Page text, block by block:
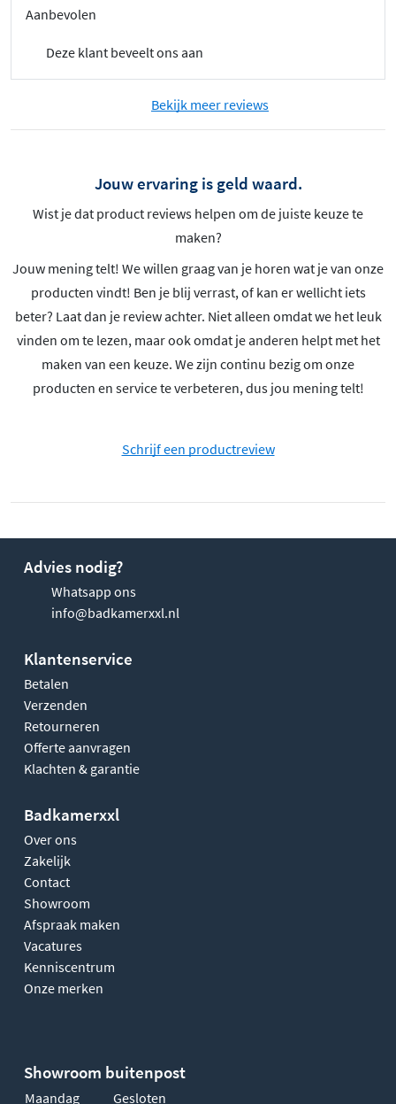
Aanbevolen
Deze klant beveelt ons aan
Bekijk meer reviews
Jouw ervaring is geld waard.
Wist je dat product reviews helpen om de juiste keuze te
maken?
Jouw mening telt! We willen graag van je horen wat je van onze
producten vindt! Ben je blij verrast, of kan er wellicht iets
beter? Laat dan je review achter. Niet alleen omdat we het leuk
vinden om te lezen, maar ook omdat je anderen helpt met het
maken van een keuze. We zijn continu bezig om onze
producten en service te verbeteren, dus jou mening telt!
Schrijf een productreview
Advies nodig?
Whatsapp ons
info@badkamerxxl.nl
Klantenservice
Betalen
Verzenden
Retourneren
Offerte aanvragen
Klachten & garantie
Badkamerxxl
Over ons
Zakelijk
Contact
Showroom
Afspraak maken
Vacatures
Kenniscentrum
Onze merken
Showroom buitenpost
Maandag Gesloten